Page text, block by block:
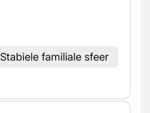
Stabiele familiale sfeer